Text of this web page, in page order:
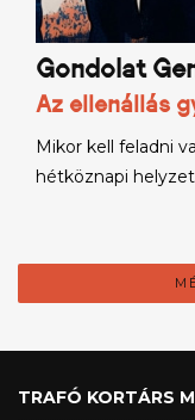
Gondolat
Az ellenállás
Mikor kell feladni
hétköznapi
TRAFÓ KORTÁRS